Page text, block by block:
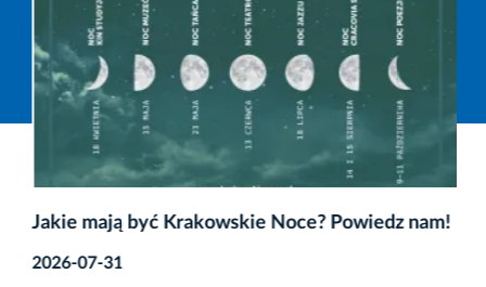
Jakie mają być Krakowskie Noce? Powiedz nam!
2026-07-31